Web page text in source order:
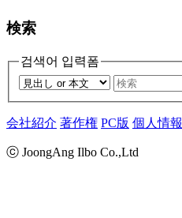
検索
검색어 입력폼
会社紹介 著作権 PC版 個人情報
ⓒ JoongAng Ilbo Co.,Ltd